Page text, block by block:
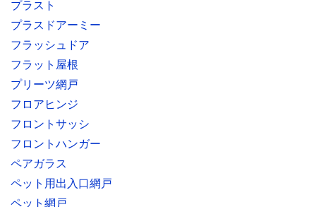
プラスト
プラスドアーミー
フラッシュドア
フラット屋根
プリーツ網戸
フロアヒンジ
フロントサッシ
フロントハンガー
ペアガラス
ペット用出入口網戸
ペット網戸